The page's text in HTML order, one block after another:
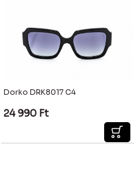
Dorko DRK8017 C4
24 990 Ft